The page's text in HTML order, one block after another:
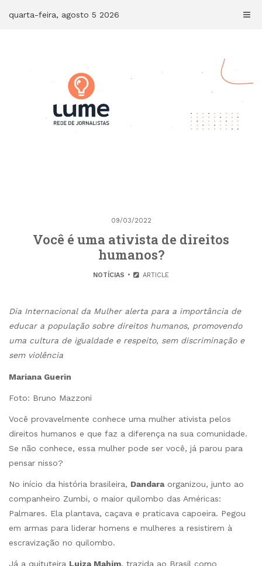
quarta-feira, agosto 5 2026
09/03/2022
Você é uma ativista de direitos
humanos?
NOTÍCIAS ARTICLE
Dia Internacional da Mulher alerta para a importância de
educar a população sobre direitos humanos, promovendo
uma cultura de igualdade e respeito, sem discriminação e
sem violência
Mariana Guerin
Foto: Bruno Mazzoni
Você provavelmente conhece uma mulher ativista pelos
direitos humanos e que faz a diferença na sua comunidade.
Se não conhece, essa mulher pode ser você, já parou para
pensar nisso?
No início da história brasileira, Dandaraorganizou, junto ao
companheiro Zumbi, o maior quilombo das Américas:
Palmares. Ela plantava, caçava e praticava capoeira. Pegou
em armas para liderar homens e mulheres a resistirem à
escravização no quilombo.
Já a quituteira Luiza Mahim, trazida ao Brasil como